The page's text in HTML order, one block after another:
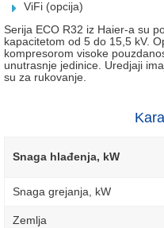
ViFi (opcija)
Serija ECO R32 iz Haier-a su
kapacitetom od 5 do 15,5 kV.
kompresorom visoke
unutrasnje jedinice. Uredjaji
su za rukovanje.
Snaga hlađenja, kW
Snaga grejanja, kW
Zemlja